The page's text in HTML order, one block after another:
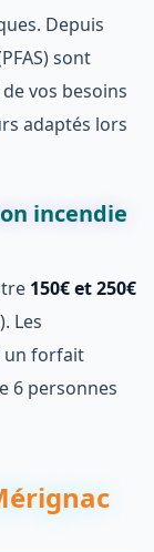
Depuis
sont
vos besoins
adaptés lors
incendie
150€ et 250€
Les
un forfait
6 personnes